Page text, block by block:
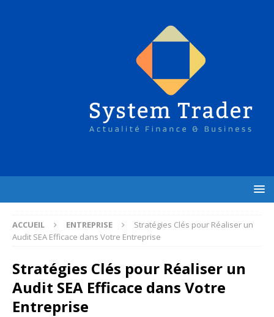
ACCUEIL ENTREPRISE
Stratégies Clés pour Réaliser un
Audit SEA Efficace dans Votre Entreprise
Stratégies Clés pour Réaliser un
Audit SEA Efficace dans Votre
Entreprise